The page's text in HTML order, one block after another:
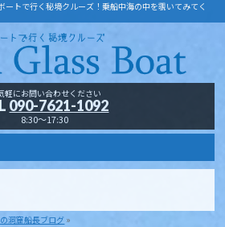
ートで行く秘境クルーズ！乗船中海の中を覗いてみてく
軽にお問い合わせください
090-7621-1092
8:30～17:30
洞窟船長ブログ »